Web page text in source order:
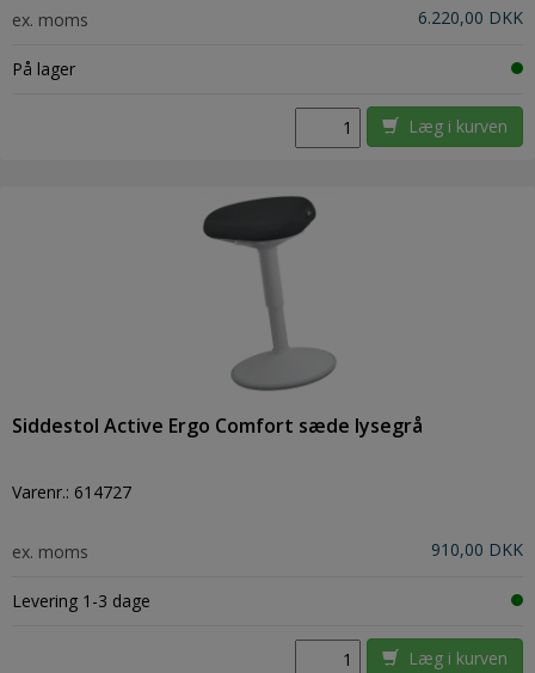
ex. moms 6.220,00 DKK
På lager
Læg i kurven
Siddestol Active Ergo Comfort sæde lysegrå
Varenr.: 614727
ex. moms 910,00 DKK
Levering 1-3 dage
Læg i kurven